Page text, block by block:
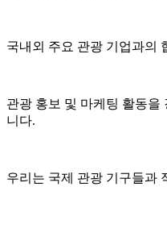
국내외 주요 관광 기업과의
관광 홍보 및 마케팅 활동을
니다.
우리는 국제 관광 기구들과